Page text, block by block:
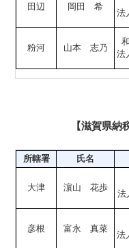
田辺 岡田 希
法
粉河 山本 志乃
法
【滋賀県納
所轄署
氏名
大津 濵山 花歩
法
彦根 富永 真菜
法